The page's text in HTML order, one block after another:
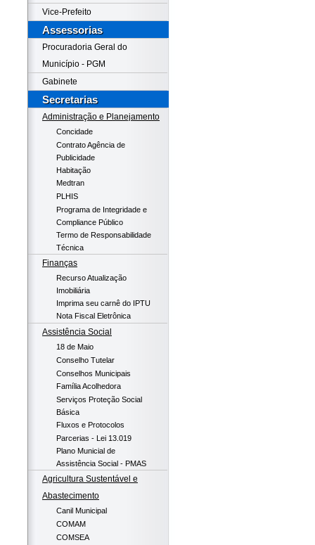
Vice-Prefeito
Assessorias
Procuradoria Geral do
Município - PGM
Gabinete
Secretarias
Administração e Planejamento
Concidade
Contrato Agência de
Publicidade
Habitação
Medtran
PLHIS
Programa de Integridade e
Compliance Público
Termo de Responsabilidade
Técnica
Finanças
Recurso Atualização
Imobiliária
Imprima seu carnê do IPTU
Nota Fiscal Eletrônica
Assistência Social
18 de Maio
Conselho Tutelar
Conselhos Municipais
Família Acolhedora
Serviços Proteção Social
Básica
Fluxos e Protocolos
Parcerias - Lei 13.019
Plano Municial de
Assistência Social - PMAS
Agricultura Sustentável e
Abastecimento
Canil Municipal
COMAM
COMSEA